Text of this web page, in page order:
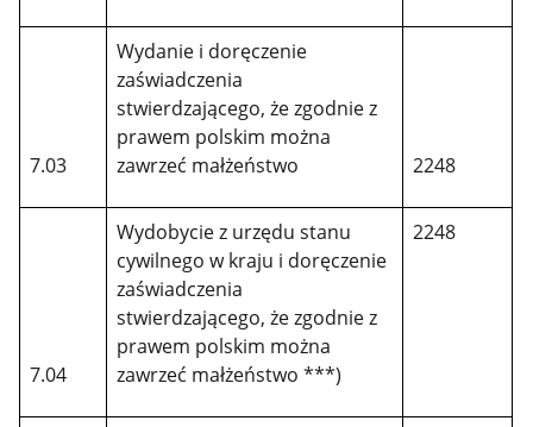
7.03
Wydanie i doręczenie
zaświadczenia
stwierdzającego, że zgodnie z
prawem polskim można
zawrzeć małżeństwo
2248
7.04
Wydobycie z urzędu stanu
cywilnego w kraju i doręczenie
zaświadczenia
stwierdzającego, że zgodnie z
prawem polskim można
zawrzeć małżeństwo ***)
2248